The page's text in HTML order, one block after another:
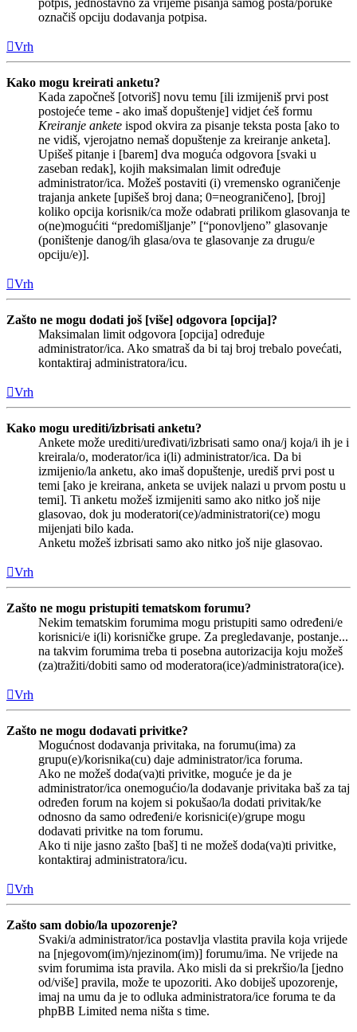
označiš opciju dodavanja potpisa.
Vrh
Kako mogu kreirati anketu?
Kada započneš [otvoriš] novu temu [ili izmijeniš prvi post
postojeće teme - ako imaš dopuštenje] vidjet ćeš formu
Kreiranje ankete ispod okvira za pisanje teksta posta [ako to
ne vidiš, vjerojatno nemaš dopuštenje za kreiranje anketa].
Upišeš pitanje i [barem] dva moguća odgovora [svaki u
zaseban redak], kojih maksimalan limit određuje
administrator/ica. Možeš postaviti (i) vremensko ograničenje
trajanja ankete [upišeš broj dana; 0=neograničeno], [broj]
koliko opcija korisnik/ca može odabrati prilikom glasovanja te
o(ne)mogućiti “predomišljanje” [“ponovljeno” glasovanje
(poništenje danog/ih glasa/ova te glasovanje za drugu/e
opciju/e)].
Vrh
Zašto ne mogu dodati još [više] odgovora [opcija]?
Maksimalan limit odgovora [opcija] određuje
administrator/ica. Ako smatraš da bi taj broj trebalo povećati,
kontaktiraj administratora/icu.
Vrh
Kako mogu urediti/izbrisati anketu?
Ankete može urediti/uređivati/izbrisati samo ona/j koja/i ih je i
kreirala/o, moderator/ica i(li) administrator/ica. Da bi
izmijenio/la anketu, ako imaš dopuštenje, urediš prvi post u
temi [ako je kreirana, anketa se uvijek nalazi u prvom postu u
temi]. Ti anketu možeš izmijeniti samo ako nitko još nije
glasovao, dok ju moderatori(ce)/administratori(ce) mogu
mijenjati bilo kada.
Anketu možeš izbrisati samo ako nitko još nije glasovao.
Vrh
Zašto ne mogu pristupiti tematskom forumu?
Nekim tematskim forumima mogu pristupiti samo određeni/e
korisnici/e i(li) korisničke grupe. Za pregledavanje, postanje...
na takvim forumima treba ti posebna autorizacija koju možeš
(za)tražiti/dobiti samo od moderatora(ice)/administratora(ice).
Vrh
Zašto ne mogu dodavati privitke?
Mogućnost dodavanja privitaka, na forumu(ima) za
grupu(e)/korisnika(cu) daje administrator/ica foruma.
Ako ne možeš doda(va)ti privitke, moguće je da je
administrator/ica onemogućio/la dodavanje privitaka baš za taj
određen forum na kojem si pokušao/la dodati privitak/ke
odnosno da samo određeni/e korisnici(e)/grupe mogu
dodavati privitke na tom forumu.
Ako ti nije jasno zašto [baš] ti ne možeš doda(va)ti privitke,
kontaktiraj administratora/icu.
Vrh
Zašto sam dobio/la upozorenje?
Svaki/a administrator/ica postavlja vlastita pravila koja vrijede
na [njegovom(im)/njezinom(im)] forumu/ima. Ne vrijede na
svim forumima ista pravila. Ako misli da si prekršio/la [jedno
od/više] pravila, može te upozoriti. Ako dobiješ upozorenje,
imaj na umu da je to odluka administratora/ice foruma te da
phpBB Limited nema ništa s time.